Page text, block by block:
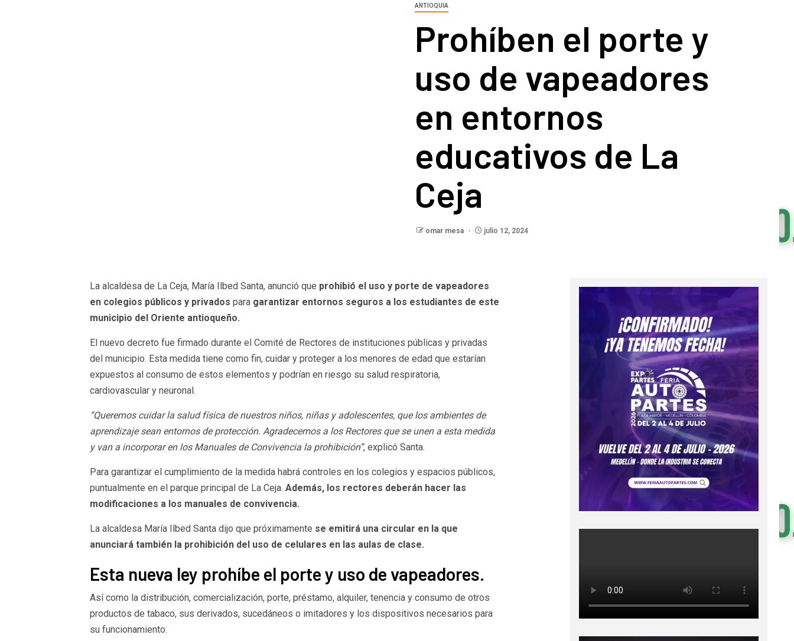
ANTIOQUIA
Prohíben el porte y
uso de vapeadores
en entornos
educativos de La
Ceja
omar mesa julio 12, 2024
La alcaldesa de La Ceja, María Ilbed Santa, anunció que prohibió el uso y porte de vapeadores
en colegios públicos y privados para garantizar entornos seguros a los estudiantes de este
municipio del Oriente antioqueño.
El nuevo decreto fue firmado durante el Comité de Rectores de instituciones públicas y privadas
del municipio. Esta medida tiene como fin, cuidar y proteger a los menores de edad que estarían
expuestos al consumo de estos elementos y podrían en riesgo su salud respiratoria,
cardiovascular y neuronal.
“Queremos cuidar la salud física de nuestros niños, niñas y adolescentes, que los ambientes de
aprendizaje sean entornos de protección. Agradecemos a los Rectores que se unen a esta medida
y van a incorporar en los Manuales de Convivencia la prohibición”, explicó Santa.
Para garantizar el cumplimiento de la medida habrá controles en los colegios y espacios públicos,
puntualmente en el parque principal de La Ceja. Además, los rectores deberán hacer las
modificaciones a los manuales de convivencia.
La alcaldesa María Ilbed Santa dijo que próximamente se emitirá una circular en la que
anunciará también la prohibición del uso de celulares en las aulas de clase.
Esta nueva ley prohíbe el porte y uso de vapeadores.
Así como la distribución, comercialización, porte, préstamo, alquiler, tenencia y consumo de otros
productos de tabaco, sus derivados, sucedáneos o imitadores y los dispositivos necesarios para
su funcionamiento.